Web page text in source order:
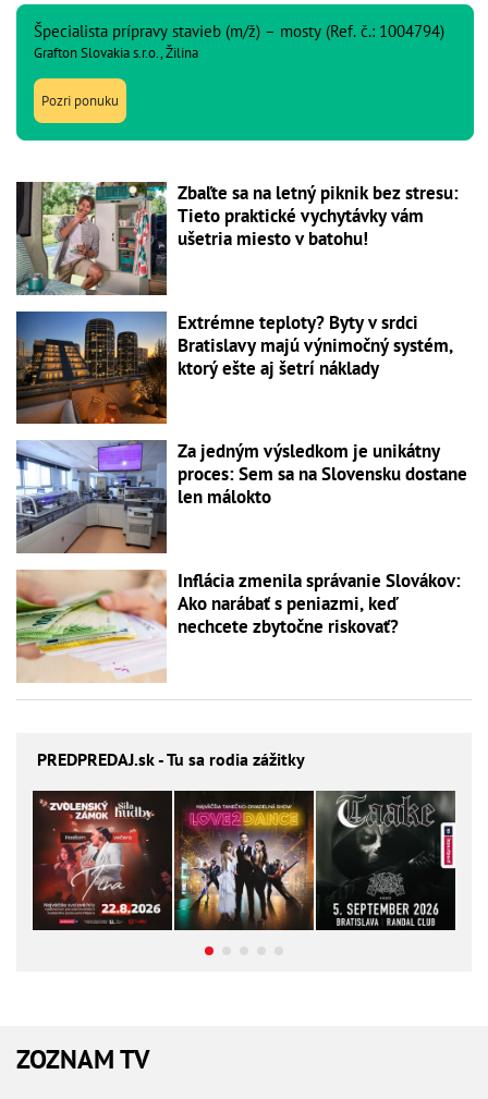
Špecialista prípravy stavieb (m/ž) – mosty (Ref. č.: 1004794)
Grafton Slovakia s.r.o., Žilina
Pozri ponuku
Zbaľte sa na letný piknik bez stresu:
Tieto praktické vychytávky vám
ušetria miesto v batohu!
Extrémne teploty? Byty v srdci
Bratislavy majú výnimočný systém,
ktorý ešte aj šetrí náklady
Za jedným výsledkom je unikátny
proces: Sem sa na Slovensku dostane
len málokto
Inflácia zmenila správanie Slovákov:
Ako narábať s peniazmi, keď
nechcete zbytočne riskovať?
PREDPREDAJ.sk - Tu sa rodia zážitky
ZOZNAM TV